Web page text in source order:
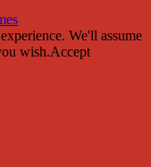
We'll assume
wish.Accept